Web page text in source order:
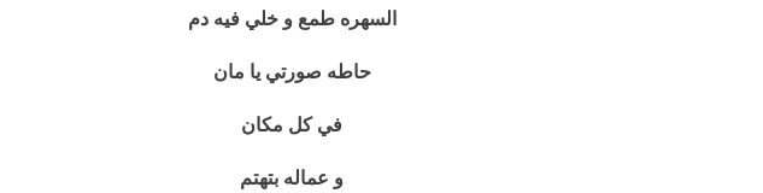
السهره طمع و خلي فيه دم
حاطه صورتي يا مان
في كل مكان
و عماله بتهتم